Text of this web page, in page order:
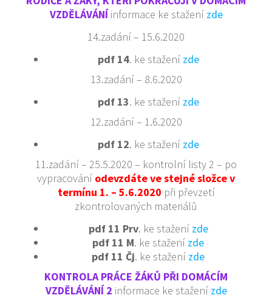
VZDĚLÁVÁNÍinformace ke stažení zde
14.zadání – 15.6.2020
pdf 14. ke stažení zde
13.zadání – 8.6.2020
pdf 13. ke stažení zde
12.zadání – 1.6.2020
pdf 12. ke stažení zde
11.zadání – 25.5.2020 – kontrolní listy 2 – po
vypracování odevzdáte ve stejné složce v
termínu 1. – 5.6.2020 při převzetí
zkontrolovaných materiálů
pdf 11 Prv. ke stažení zde
pdf 11 M. ke stažení zde
pdf 11 Čj. ke stažení zde
KONTROLA PRÁCE ŽÁKŮ PŘI DOMÁCÍM
VZDĚLÁVÁNÍ 2 informace ke stažení zde